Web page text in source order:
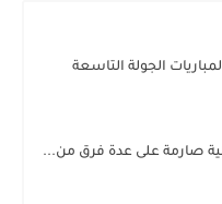
الجولة التاسعة
صارمة على عدة فرق من...